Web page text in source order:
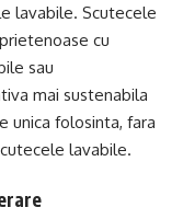
lavabile. Scutecele
cu
sau
mai sustenabila
unica folosinta, fara
lavabile.